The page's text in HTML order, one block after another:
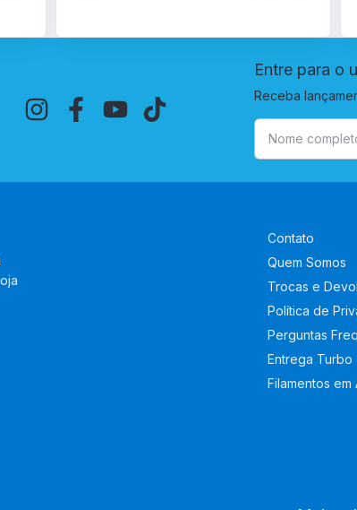
Entre para o
Receba
Contato
Quem Somos
Trocas e
Política de
Perguntas
Entrega Turbo
Filamentos em